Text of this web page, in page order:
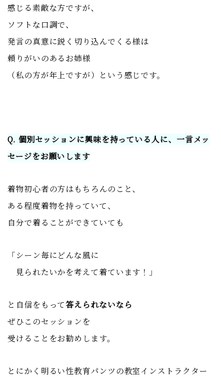
感じる素敵な方ですが、
ソフトな口調で、
発言の真意に鋭く切り込んでくる様は
頼りがいのあるお姉様
（私の方が年上ですが）という感じです。
Q. 個別セッションに興味を持っている人に、一言メッ
セージをお願いします
着物初心者の方はもちろんのこと、
ある程度着物を持っていて、
自分で着ることができていても
「シーン毎にどんな風に
見られたいかを考えて着ています！」
と自信をもって答えられないなら
ぜひこのセッションを
受けることをお勧めします。
とにかく明るい性教育パンツの教室インストラクター